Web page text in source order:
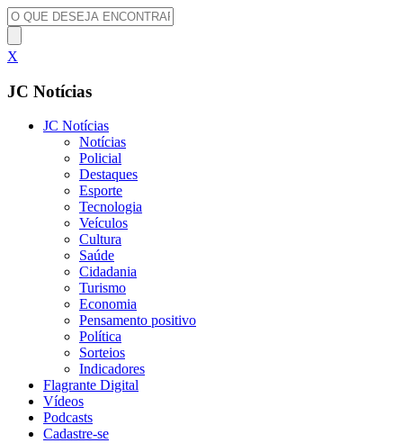
X
JC Notícias
JC Notícias
Notícias
Policial
Destaques
Esporte
Tecnologia
Veículos
Cultura
Saúde
Cidadania
Turismo
Economia
Pensamento positivo
Política
Sorteios
Indicadores
Flagrante Digital
Vídeos
Podcasts
Cadastre-se